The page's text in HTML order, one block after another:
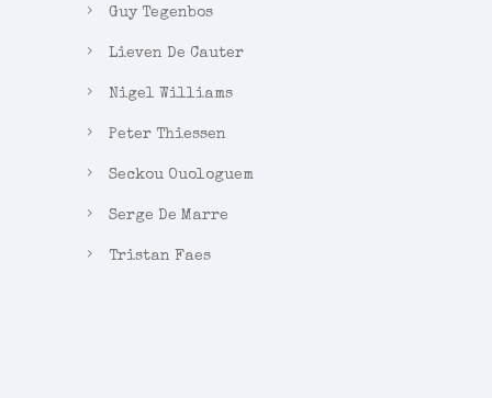
Guy Tegenbos
Lieven De Cauter
Nigel Williams
Peter Thiessen
Seckou Ouologuem
Serge De Marre
Tristan Faes